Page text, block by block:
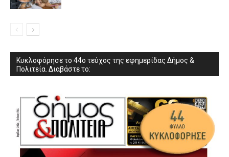
Κυκλοφόρησε το 44ο τεύχος της εφημερίδας Δήμος &
Πολιτεία. Διαβάστε το: